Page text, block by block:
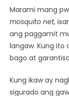
Marami mang
mosquito net,
ang paggamit
langaw. Kung ito
bago at
Kung ikaw ay
sigurado ang